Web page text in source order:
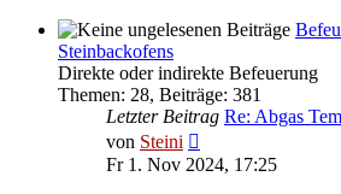
Steinbackofens
Direkte oder indirekte Befeuerung
Themen: 28, Beiträge: 381
Letzter Beitrag Re: Abgas
von Steini
Beitrag
Fr 1. Nov 2024, 17:25